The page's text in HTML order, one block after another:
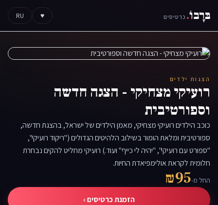
בּרָבוֹ. כרטיסים ♥
RU
הצגות ילדים
רועיקי מצחיקי - הצגה חדשה
וספורטיבית
כוכב הילדים רועיקי מצחיקי, מאמן הילדים של ישראל, בהצגת חדשה,
ספורטיבית ומלאת הומור בשילוב הלהיטים הגדולים ("ריקוד רועיקי",
"ספורט עם רועיקי", "יהיה לי כייף" ועוד.) רועיקי מחליט להקים נבחרת
חלומית לקראת אולימפיאדת החיות.
החל מ-₪95
הזמנת כרטיסים ›